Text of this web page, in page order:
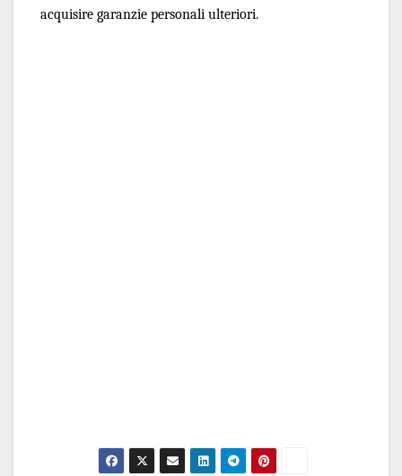
acquisire garanzie personali ulteriori.